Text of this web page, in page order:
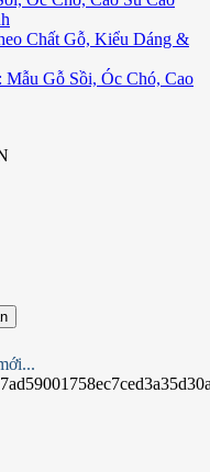
Chất Gỗ, Kiểu Dáng &
Gỗ Sồi, Óc Chó, Cao